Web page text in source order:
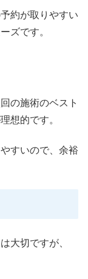
約が取りやすい
ズです。
の施術のベスト
想的です。
すいので、余裕
大切ですが、